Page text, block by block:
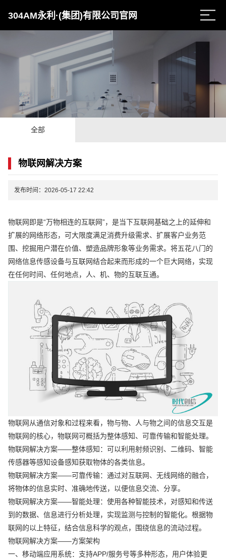
304AM永利·(集团)有限公司官网
全部
物联网解决方案
发布时间：2026-05-17 22:42
物联网即是“万物相连的互联网”，是当下互联网基础之上的延伸和
扩展的网络形态，可大限度满足消费升级需求、扩展客户业务范
围、挖掘用户潜在价值、塑造品牌形象等业务需求。将五花八门的
网络信息传感设备与互联网结合起来而形成的一个巨大网络，实现
在任何时间、任何地点，人、机、物的互联互通。
物联网从通信对象和过程来看，物与物、人与物之间的信息交互是
物联网的核心，物联网可概括为整体感知、可靠传输和智能处理。
物联网解决方案——整体感知：可以利用射频识别、二维码、智能
传感器等感知设备感知获取物体的各类信息。
物联网解决方案——可靠传输：通过对互联网、无线网络的融合，
将物体的信息实时、准确地传送，以便信息交流、分享。
物联网解决方案——智能处理：使用各种智能技术，对感知和传送
到的数据、信息进行分析处理，实现监测与控制的智能化。根据物
联网的以上特征，结合信息科学的观点，围绕信息的流动过程。
物联网解决方案——方案架构
一、移动端应用系统：支持APP/服务号等多种形态，用户体验更